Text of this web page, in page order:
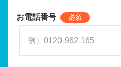
お電話番号